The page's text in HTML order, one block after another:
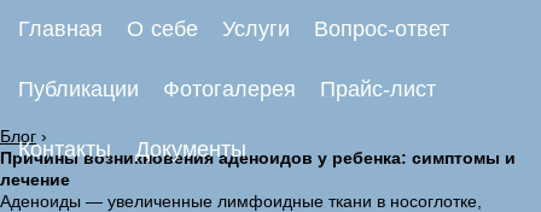
Главная О себе Услуги Вопрос-ответ
Публикации Фотогалерея Прайс-лист
Контакты Документы
Блог ›
Причины возникновения аденоидов у ребенка: симптомы и
лечение
Аденоиды — увеличенные лимфоидные ткани в носоглотке,